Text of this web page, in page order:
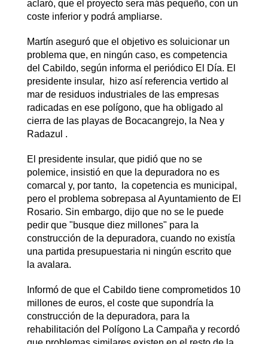
aclaró, que el proyecto sera más pequeño, con un
coste inferior y podrá ampliarse.
Martín aseguró que el objetivo es soluicionar un
problema que, en ningún caso, es competencia
del Cabildo, según informa el periódico El Día. El
presidente insular, hizo así referencia vertido al
mar de residuos industriales de las empresas
radicadas en ese polígono, que ha obligado al
cierra de las playas de Bocacangrejo, la Nea y
Radazul .
El presidente insular, que pidió que no se
polemice, insistió en que la depuradora no es
comarcal y, por tanto, la copetencia es municipal,
pero el problema sobrepasa al Ayuntamiento de El
Rosario. Sin embargo, dijo que no se le puede
pedir que "busque diez millones" para la
construcción de la depuradora, cuando no existía
una partida presupuestaria ni ningún escrito que
la avalara.
Informó de que el Cabildo tiene comprometidos 10
millones de euros, el coste que supondría la
construcción de la depuradora, para la
rehabilitación del Polígono La Campaña y recordó